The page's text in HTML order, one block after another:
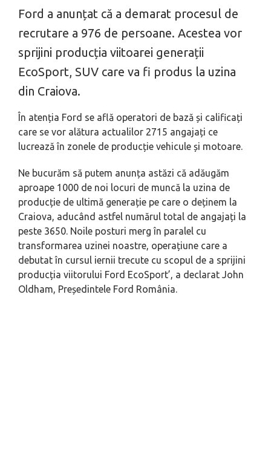
Ford a anunțat că a demarat procesul de
recrutare a 976 de persoane. Acestea vor
sprijini producția viitoarei generații
EcoSport, SUV care va fi produs la uzina
din Craiova.
În atenția Ford se află operatori de bază și calificați
care se vor alătura actualilor 2715 angajați ce
lucrează în zonele de producție vehicule și motoare.
Ne bucurăm să putem anunța astăzi că adăugăm
aproape 1000 de noi locuri de muncă la uzina de
producție de ultimă generație pe care o deținem la
Craiova, aducând astfel numărul total de angajați la
peste 3650. Noile posturi merg în paralel cu
transformarea uzinei noastre, operațiune care a
debutat în cursul iernii trecute cu scopul de a sprijini
producția viitorului Ford EcoSport’, a declarat John
Oldham, Președintele Ford România.